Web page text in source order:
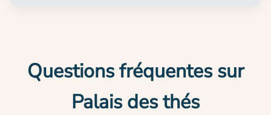
Questions fréquentes sur
Palais des thés